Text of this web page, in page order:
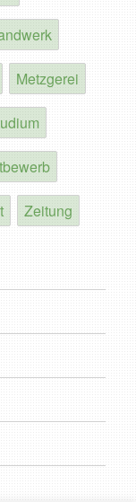
Metzgerei
Zeitung